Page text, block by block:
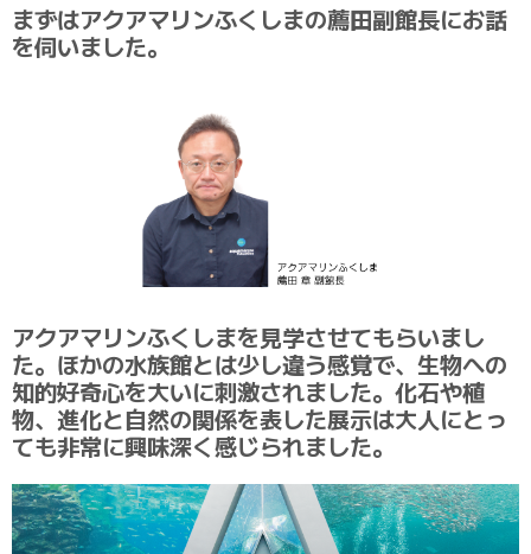
まずはアクアマリンふくしまの薦田副館長にお話
を伺いました。
アクアマリンふくしまを見学させてもらいまし
た。ほかの水族館とは少し違う感覚で、生物への
知的好奇心を大いに刺激されました。化石や植
物、進化と自然の関係を表した展示は大人にとっ
ても非常に興味深く感じられました。